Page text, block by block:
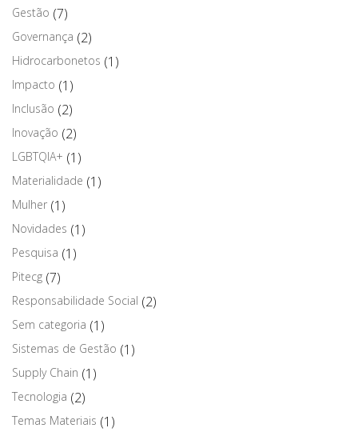
Gestão (7)
Governança (2)
Hidrocarbonetos (1)
Impacto (1)
Inclusão (2)
Inovação (2)
LGBTQIA+ (1)
Materialidade (1)
Mulher (1)
Novidades (1)
Pesquisa (1)
Pitecg (7)
Responsabilidade Social (2)
Sem categoria (1)
Sistemas de Gestão (1)
Supply Chain (1)
Tecnologia (2)
Temas Materiais (1)